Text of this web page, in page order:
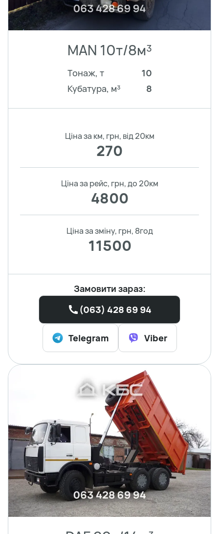
MAN 10т/8м³
Тонаж, т
10
Кубатура, м³
8
Ціна за км, грн, від 20км
270
Ціна за рейс, грн, до 20км
4800
Ціна за зміну, грн, 8год
11500
Замовити зараз:
(063) 428 69 94
Telegram Viber